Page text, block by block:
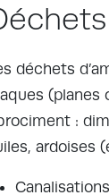
déchets
:
ardoises